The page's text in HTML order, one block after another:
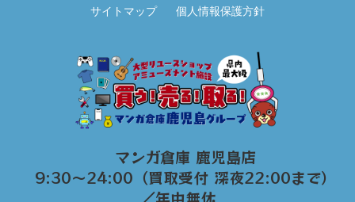
サイトマップ 個人情報保護方針
マンガ倉庫 鹿児島店
9:30～24:00（買取受付 深夜22:00まで）